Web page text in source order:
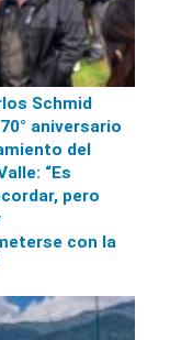
Schmid
aniversario
del
“Es
pero
con la